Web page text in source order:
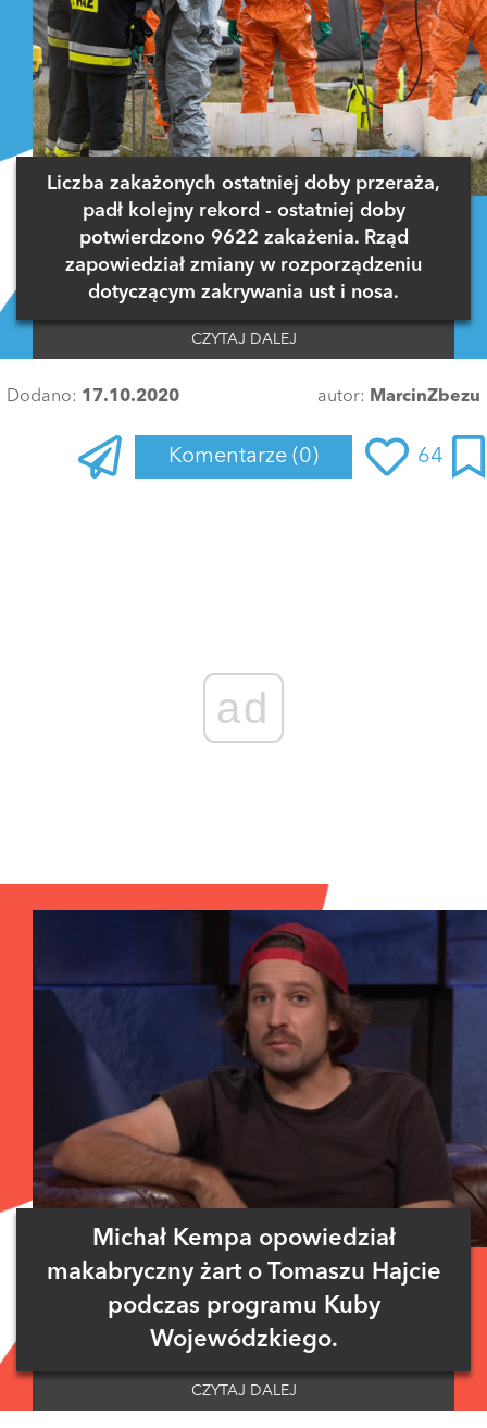
Liczba zakażonych ostatniej doby przeraża,
padł kolejny rekord - ostatniej doby
potwierdzono 9622 zakażenia. Rząd
zapowiedział zmiany w rozporządzeniu
dotyczącym zakrywania ust i nosa.
CZYTAJ DALEJ
Dodano: 17.10.2020 autor: MarcinZbezu
Komentarze (0) 64
ad
Michał Kempa opowiedział
makabryczny żart o Tomaszu Hajcie
podczas programu Kuby
Wojewódzkiego.
CZYTAJ DALEJ